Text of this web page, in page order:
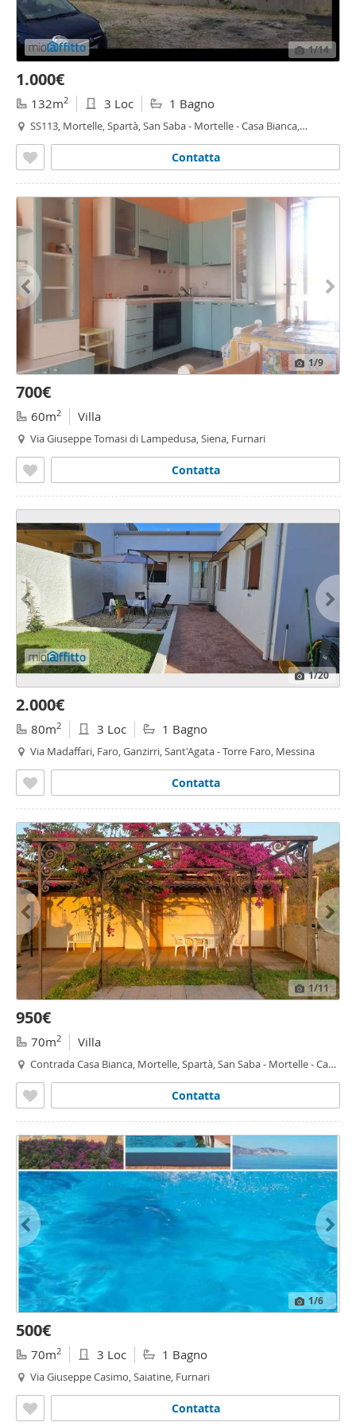
1/14
1.000€
132m2 3 Loc 1 Bagno
SS113, Mortelle, Spartà, San Saba - Mortelle - Casa Bianca,
Contatta
1/9
700€
60m2 Villa
Via Giuseppe Tomasi di Lampedusa, Siena, Furnari
Contatta
1/20
2.000€
80m2 3 Loc 1 Bagno
Via Madaffari, Faro, Ganzirri, Sant'Agata - Torre Faro, Messina
Contatta
1/11
950€
70m2 Villa
Contrada Casa Bianca, Mortelle, Spartà, San Saba - Mortelle - Casa
Contatta
1/6
500€
70m2 3 Loc 1 Bagno
Via Giuseppe Casimo, Saiatine, Furnari
Contatta